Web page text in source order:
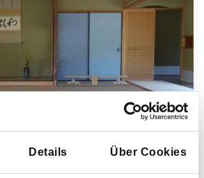
Details Über Cookies
dass Reisen auf
Weise einen positiven